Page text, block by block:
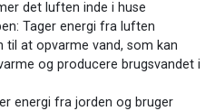
det luften inde i huse
Tager energi fra luften
til at opvarme vand, som kan
og producere brugsvandet i
energi fra jorden og bruger